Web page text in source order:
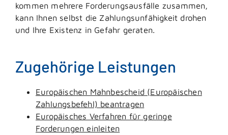
kommen mehrere Forderungsausfälle zusammen,
kann Ihnen selbst die Zahlungsunfähigkeit drohen
und Ihre Existenz in Gefahr geraten.
Zugehörige Leistungen
Europäischen Mahnbescheid (Europäischen
Zahlungsbefehl) beantragen
Europäisches Verfahren für geringe
Forderungen einleiten